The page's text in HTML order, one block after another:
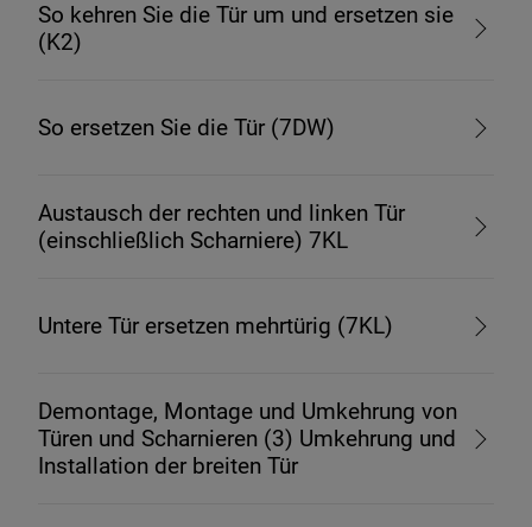
So kehren Sie die Tür um und ersetzen sie
(K2)
So ersetzen Sie die Tür (7DW)
Austausch der rechten und linken Tür
(einschließlich Scharniere) 7KL
Untere Tür ersetzen mehrtürig (7KL)
Demontage, Montage und Umkehrung von
Türen und Scharnieren (3) Umkehrung und
Installation der breiten Tür